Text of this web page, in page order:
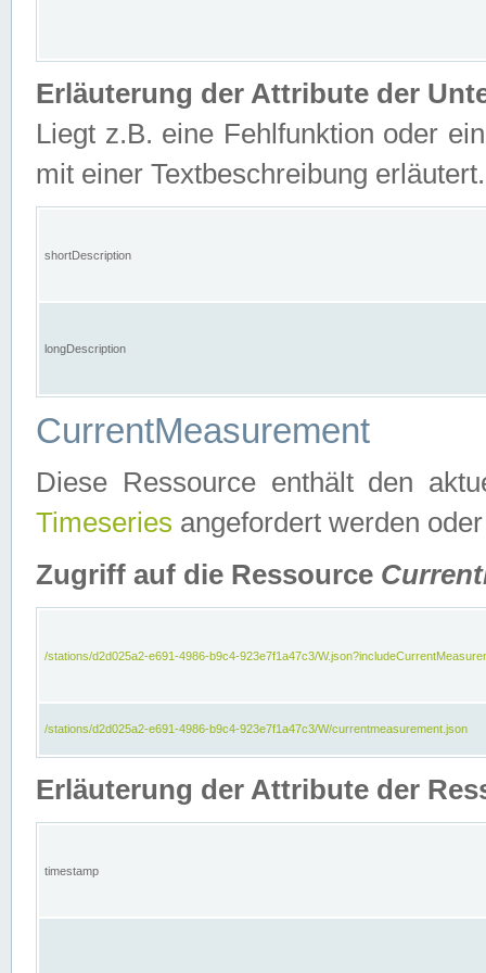
Erläuterung der Attribute der
Liegt z.B. eine Fehlfunktion oder
mit einer Textbeschreibung erläutert.
shortDescription
longDescription
CurrentMeasurement
Diese Ressource enthält den
Timeseries angefordert werden
Zugriff auf die Ressource
/stations/d2d025a2-e691-4986-b9c4-923e7f1a47c3/
/stations/d2d025a2-e691-4986-b9c4-923e7f1a47c3/W/currentmeasurement.json
Erläuterung der Attribute der
timestamp